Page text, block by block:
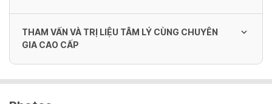
Đánh giá sự phát triển các lĩnh vực của trẻ
THAM VẤN VÀ TRỊ LIỆU TÂM LÝ CÙNG CHUYÊN
GIA CAO CẤP